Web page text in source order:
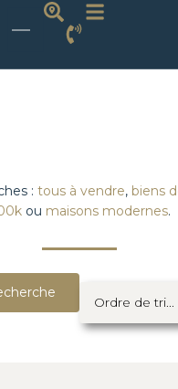
: tous à vendre, biens
ou maisons modernes.